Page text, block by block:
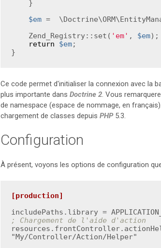
$em =
    Zend_Registry::set(
'em' , $em);
return
$em;
Ce code permet d'initialiser la connexion avec la
plus importante dans Doctrine 2. Vous
de namespace (espace de nommage, en
chargement de classes depuis PHP5.3.
Configuration
À présent, voyons les options de configuration
[production]
; Chargement de l'aide d'action
"My/Controller/Action/Helper"